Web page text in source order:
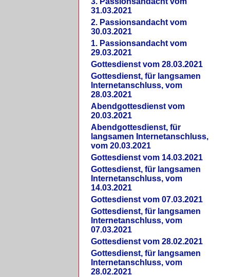
31.03.2021
2. Passionsandacht vom
30.03.2021
1. Passionsandacht vom
29.03.2021
Gottesdienst vom 28.03.2021
Gottesdienst, für langsamen
Internetanschluss, vom
28.03.2021
Abendgottesdienst vom
20.03.2021
Abendgottesdienst, für
langsamen Internetanschluss,
vom 20.03.2021
Gottesdienst vom 14.03.2021
Gottesdienst, für langsamen
Internetanschluss, vom
14.03.2021
Gottesdienst vom 07.03.2021
Gottesdienst, für langsamen
Internetanschluss, vom
07.03.2021
Gottesdienst vom 28.02.2021
Gottesdienst, für langsamen
Internetanschluss, vom
28.02.2021